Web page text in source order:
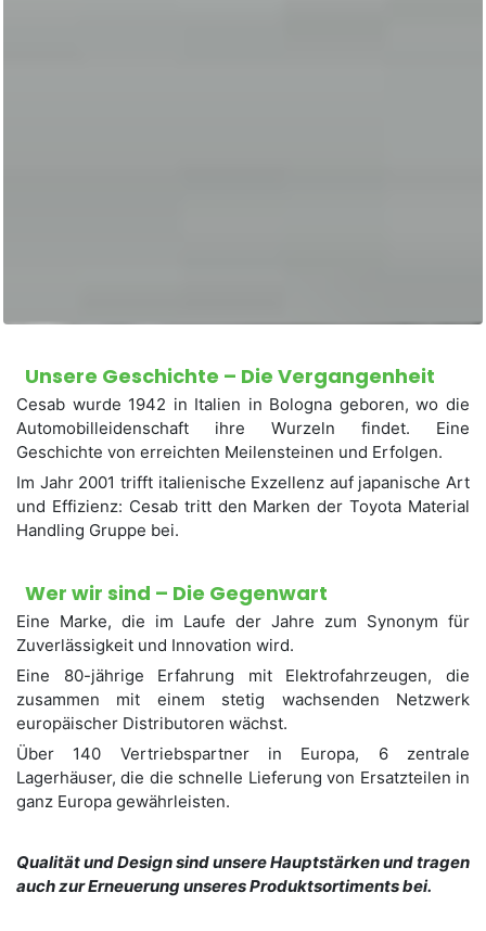
Unsere Geschichte – Die Vergangenheit
Cesab wurde 1942 in Italien in Bologna geboren, wo die
Automobilleidenschaft ihre Wurzeln findet. Eine
Geschichte von erreichten Meilensteinen und Erfolgen.
Im Jahr 2001 trifft italienische Exzellenz auf japanische Art
und Effizienz: Cesab tritt den Marken der Toyota Material
Handling Gruppe bei.
Wer wir sind – Die Gegenwart
Eine Marke, die im Laufe der Jahre zum Synonym für
Zuverlässigkeit und Innovation wird.
Eine 80-jährige Erfahrung mit Elektrofahrzeugen, die
zusammen mit einem stetig wachsenden Netzwerk
europäischer Distributoren wächst.
Über 140 Vertriebspartner in Europa, 6 zentrale
Lagerhäuser, die die schnelle Lieferung von Ersatzteilen in
ganz Europa gewährleisten.
Qualität und Design sind unsere Hauptstärken und tragen
auch zur Erneuerung unseres Produktsortiments bei.